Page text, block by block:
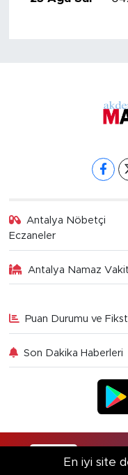
Antalya Nöbetçi
Eczaneler
Antalya Namaz
Puan Durumu ve
Son Dakika Haberleri
En iyi site